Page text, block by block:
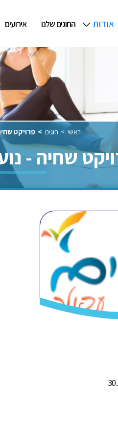
אודות החוגים שלנו אירועים
ראשי חוגים פרויקט
שחיה -